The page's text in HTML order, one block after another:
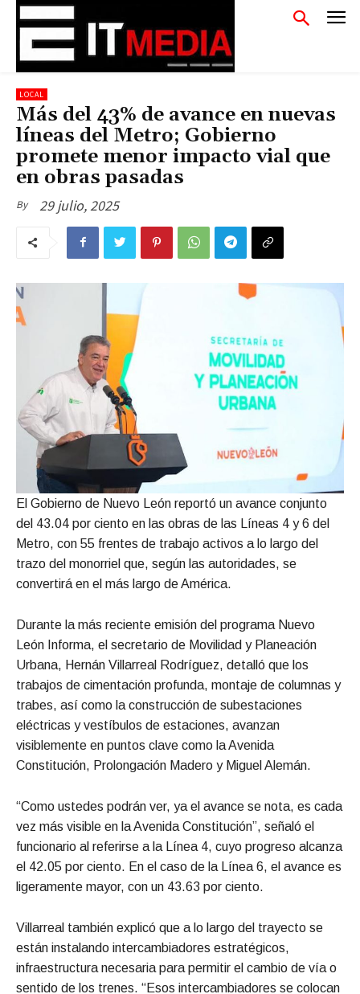
LOCAL
Más del 43% de avance en nuevas
líneas del Metro; Gobierno
promete menor impacto vial que
en obras pasadas
By 29 julio, 2025
El Gobierno de Nuevo León reportó un avance conjunto
del 43.04 por ciento en las obras de las Líneas 4 y 6 del
Metro, con 55 frentes de trabajo activos a lo largo del
trazo del monorriel que, según las autoridades, se
convertirá en el más largo de América.
Durante la más reciente emisión del programa Nuevo
León Informa, el secretario de Movilidad y Planeación
Urbana, Hernán Villarreal Rodríguez, detalló que los
trabajos de cimentación profunda, montaje de columnas y
trabes, así como la construcción de subestaciones
eléctricas y vestíbulos de estaciones, avanzan
visiblemente en puntos clave como la Avenida
Constitución, Prolongación Madero y Miguel Alemán.
“Como ustedes podrán ver, ya el avance se nota, es cada
vez más visible en la Avenida Constitución”, señaló el
funcionario al referirse a la Línea 4, cuyo progreso alcanza
el 42.05 por ciento. En el caso de la Línea 6, el avance es
ligeramente mayor, con un 43.63 por ciento.
Villarreal también explicó que a lo largo del trayecto se
están instalando intercambiadores estratégicos,
infraestructura necesaria para permitir el cambio de vía o
sentido de los trenes. “Esos intercambiadores se colocan